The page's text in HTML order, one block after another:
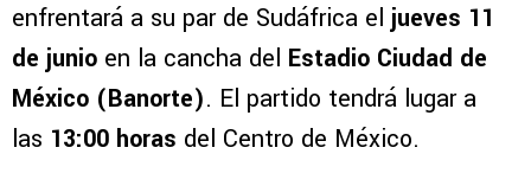
enfrentará a su par de Sudáfrica el jueves 11
de junio en la cancha del Estadio Ciudad de
México (Banorte). El partido tendrá lugar a
las 13:00 horas del Centro de México.